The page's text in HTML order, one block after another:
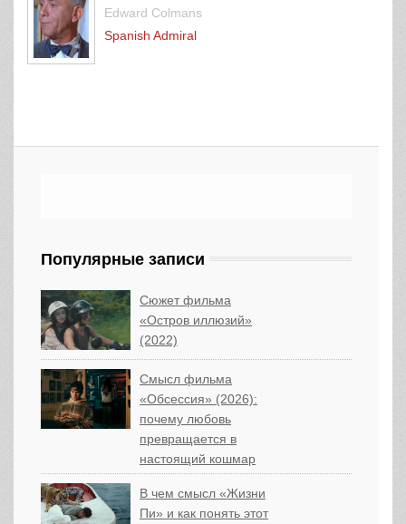
Edward Colmans
Spanish Admiral
Популярные записи
Сюжет фильма
«Остров иллюзий»
(2022)
Смысл фильма
«Обсессия» (2026):
почему любовь
превращается в
настоящий кошмар
В чем смысл «Жизни
Пи» и как понять этот